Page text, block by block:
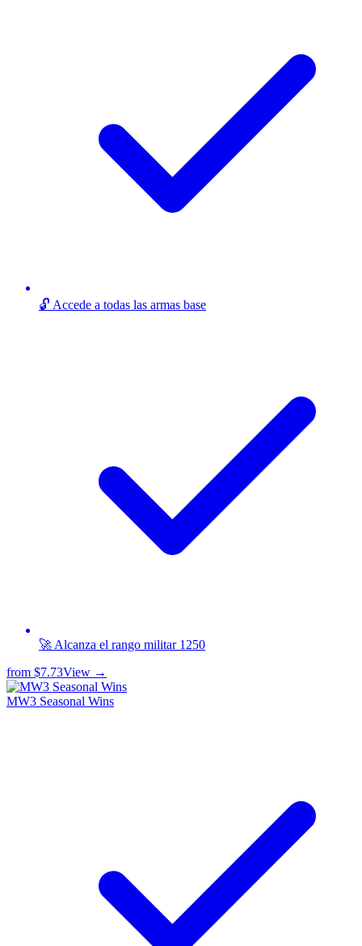
🔓 Accede a todas las armas base
🚀 Alcanza el rango militar 1250
from $7.73View →
MW3 Seasonal Wins